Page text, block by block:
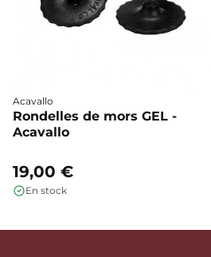
Acavallo
Rondelles de mors GEL -
Acavallo
19,00 €
En stock